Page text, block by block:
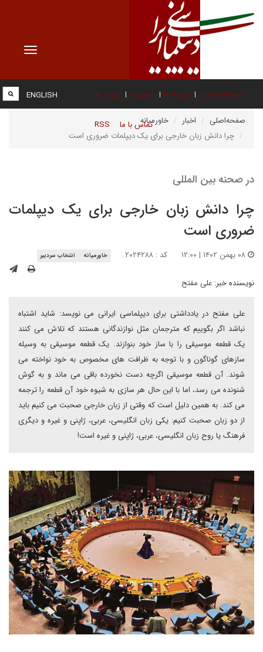
Toggle
صفحه نخست درباره ما عضویت پیوند ها
تماس با ما RSS
ENGLISH
صفحه‌اصلی اخبار
خاورمیانه
چرا دانش زبان خارجی برای یک دیپلمات ضروری است
در صحنه بین المللی
چرا دانش زبان خارجی برای یک دیپلمات
ضروری است
کد : ۲۰۲۴۲۸۸ خاورمیانه انتخاب سردبیر
نویسنده خبر: علی مفتح
علی مفتح در یادداشتی برای دیپلماسی ایرانی می نویسد: شاید اشتباه
نباشد اگر بگوییم که مترجمان مثل نوازندگانی هستند که تلاش می کنند
یک قطعه موسیقی را با ساز خود بنوازند. یک قطعه موسیقی به وسیله
سازهای گوناگون و با توجه به ظرافت های مخصوص به خود نواخته می
شوند. آن قطعه موسیقی اگرچه دست نخورده باقی می ماند و به گوش
شنونده می رسد، اما با این حال هر سازی به شیوه خود آن قطعه را ترجمه
می کند. به همین دلیل است که وقتی از زبان خارجی صحبت می کنیم باید
از دو زبان صحبت کنیم: یکی زبان انگلیسی، عربی، ژاپنی و غیره و دیگری
فرهنگ یا روح زبان انگلیسی، عربی، ژاپنی و غیره است!